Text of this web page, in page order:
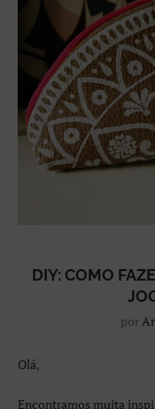
DIY: COMO
por
Olá,
Encontramos muita